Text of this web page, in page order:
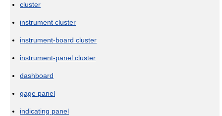
cluster
instrument cluster
instrument-board cluster
instrument-panel cluster
dashboard
gage panel
indicating panel